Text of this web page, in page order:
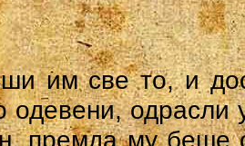
им све то, и
одевени, одрасли
премда му беше